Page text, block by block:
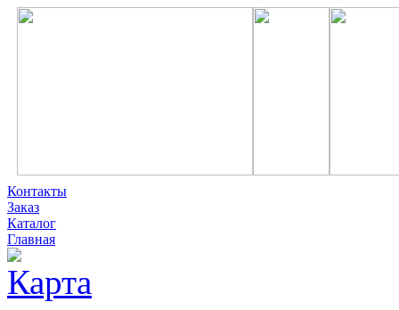
Контакты
Заказ
Каталог
Главная